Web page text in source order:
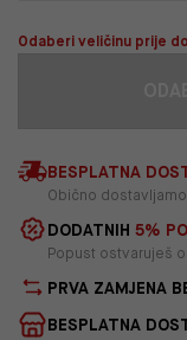
Odaberi veličinu prije
BESPLATNA
Obično
DODATNIH 5%
Popust ostvaruješ
PRVA ZAMJENA
BESPLATNA